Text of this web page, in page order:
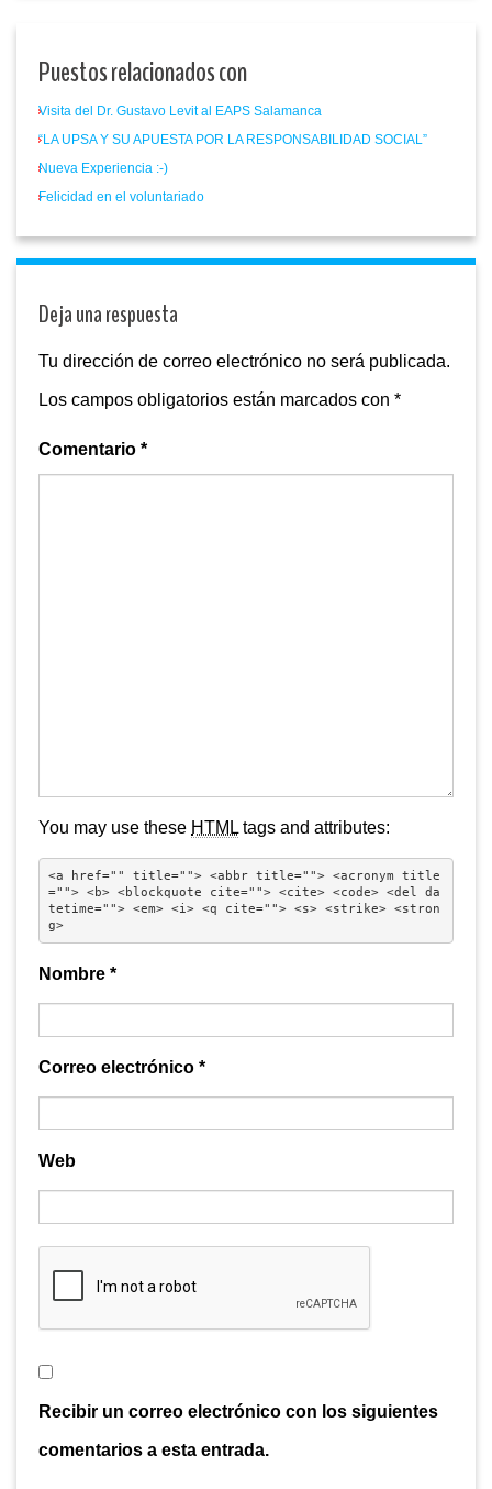
Puestos relacionados con
Visita del Dr. Gustavo Levit al EAPS Salamanca
“LA UPSA Y SU APUESTA POR LA RESPONSABILIDAD SOCIAL”
Nueva Experiencia :-)
Felicidad en el voluntariado
Deja una respuesta
Tu dirección de correo electrónico no será publicada.
Los campos obligatorios están marcados con *
Comentario *
You may use these HTMLtags and attributes:
<a href="" title=""> <abbr title=""> <acronym title
=""> <b> <blockquote cite=""> <cite> <code> <del da
tetime=""> <em> <i> <q cite=""> <s> <strike> <stron
g>
Nombre *
Correo electrónico *
Web
Recibir un correo electrónico con los siguientes
comentarios a esta entrada.